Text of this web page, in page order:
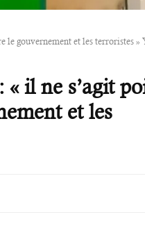
le gouvernement et les terroristes
il ne s’agit
et les